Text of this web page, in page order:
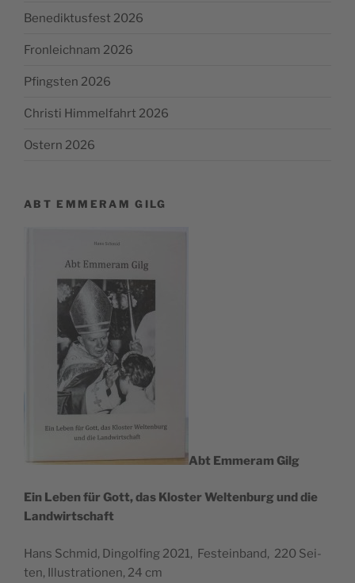
Benediktusfest 2026
Fronleichnam 2026
Pfingsten 2026
Christi Himmelfahrt 2026
Ostern 2026
ABT EMMERAM GILG
Abt Emmer­am Gilg
Ein Leben für Gott, das Klos­ter Wel­ten­burg und die
Landwirtschaft
Hans Schmid, Din­gol­fing 2021, Fest­ein­band, 220 Sei­
ten, Illus­tra­tio­nen, 24 cm